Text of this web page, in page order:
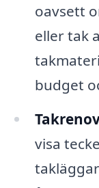
oavsett
eller tak
budget
visa